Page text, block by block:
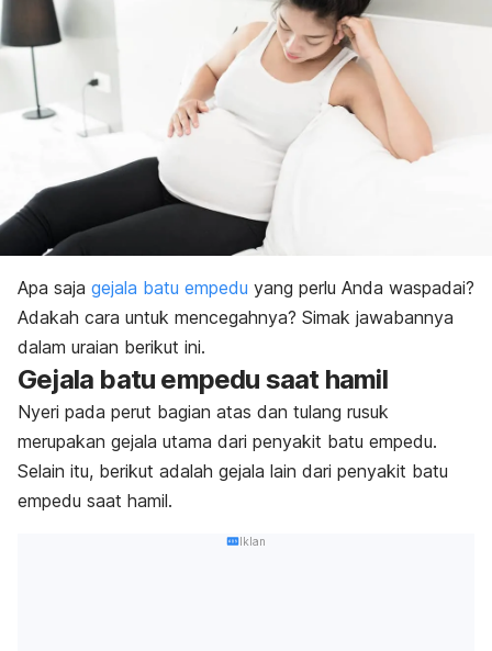
Apa saja gejala batu empedu yang perlu Anda waspadai?
Adakah cara untuk mencegahnya? Simak jawabannya
dalam uraian berikut ini.
Gejala batu empedu saat hamil
Nyeri pada perut bagian atas dan tulang rusuk
merupakan gejala utama dari penyakit batu empedu.
Selain itu, berikut adalah gejala lain dari penyakit batu
empedu saat hamil.
Iklan